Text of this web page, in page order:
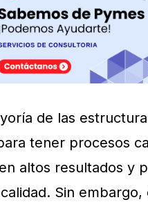
de las
tener procesos
altos resultados y
Sin